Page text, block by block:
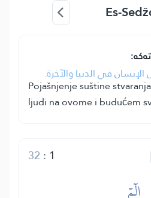
Es-
في الدنيا والآخرة.
Pojašnjenje suštine
ljudi na ovome i budućem
1
:
32
الٓمٓ